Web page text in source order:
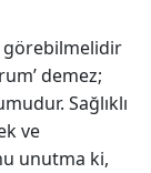
görebilmelidir
demez;
Sağlıklı
ve
unutma ki,